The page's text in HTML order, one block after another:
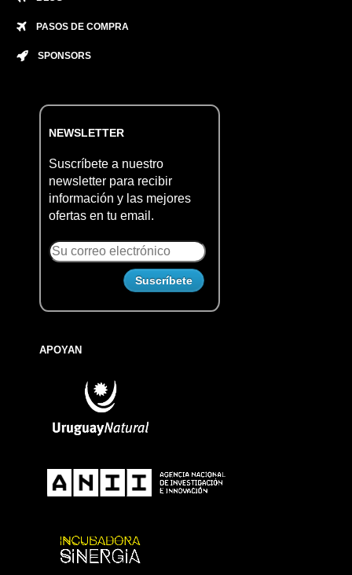
PASOS DE COMPRA
SPONSORS
NEWSLETTER
Suscríbete a nuestro
newsletter para recibir
información y las mejores
ofertas en tu email.
APOYAN